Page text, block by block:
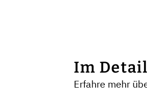
Im Detail
Erfahre mehr